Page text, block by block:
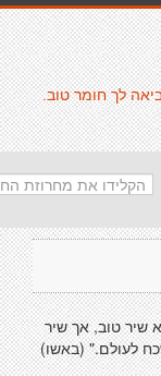
לך חומר טוב.
שיר טוב, אך שיר
לעולם." (באשו)